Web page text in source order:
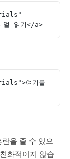
얼 읽기</a>
여기를
을 줄 수 있으
화적이지 않습